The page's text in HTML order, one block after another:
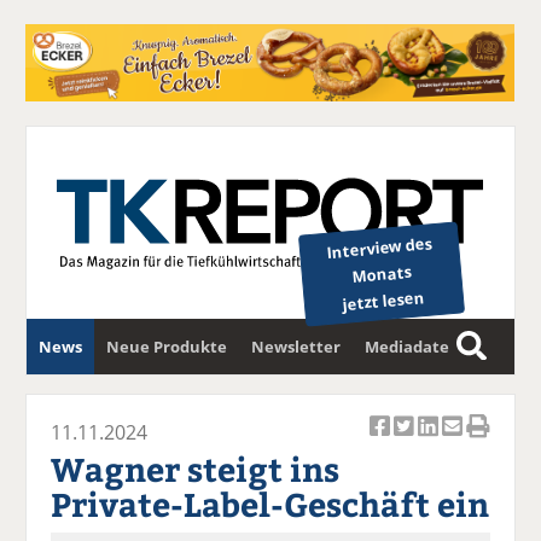
Interview des
Monats
jetzt lesen
News Neue Produkte Newsletter Mediadaten
S
u
c
k k k k k
11.11.2024
Wagner steigt ins
Private-Label-Geschäft ein